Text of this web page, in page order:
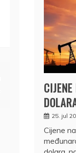
25. jul
Cijene